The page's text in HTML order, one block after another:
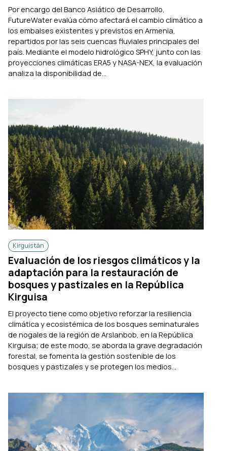
Por encargo del Banco Asiático de Desarrollo,
FutureWater evalúa cómo afectará el cambio climático a
los embalses existentes y previstos en Armenia,
repartidos por las seis cuencas fluviales principales del
país. Mediante el modelo hidrológico SPHY, junto con las
proyecciones climáticas ERA5 y NASA-NEX, la evaluación
analiza la disponibilidad de...
Kirguistán
Evaluación de los riesgos climáticos y la
adaptación para la restauración de
bosques y pastizales en la República
Kirguisa
El proyecto tiene como objetivo reforzar la resiliencia
climática y ecosistémica de los bosques seminaturales
de nogales de la región de Arslanbob, en la República
Kirguisa; de este modo, se aborda la grave degradación
forestal, se fomenta la gestión sostenible de los
bosques y pastizales y se protegen los medios...